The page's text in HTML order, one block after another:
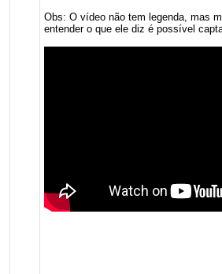
Obs: O vídeo não tem legenda, mas
entender o que ele diz é possível